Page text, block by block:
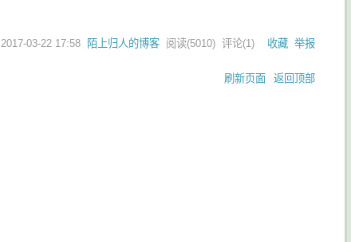
2017-03-22 17:58 陌上归人的博客 阅读(5010) 评论(1) 收藏 举报
刷新页面 返回顶部